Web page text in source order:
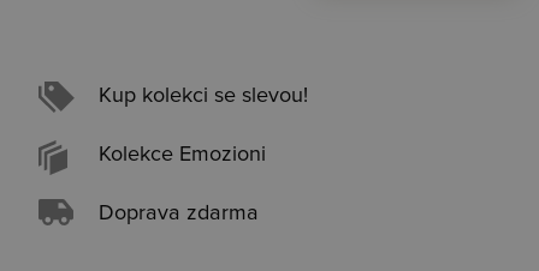
Kup kolekci se slevou!
Kolekce Emozioni
Doprava zdarma